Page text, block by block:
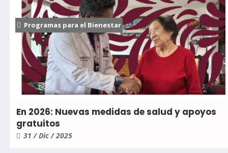
Programas para el Bienestar
En 2026: Nuevas medidas de salud y apoyos
gratuitos
31 / Dic / 2025